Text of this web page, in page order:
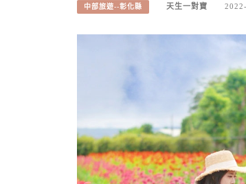
中部旅遊--彰化縣 天生一對寶